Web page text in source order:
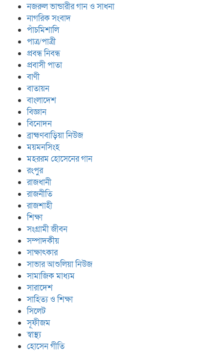
নজরুল ভান্ডারীর গান ও সাধনা
নাগরিক সংবাদ
পাঁচমিশালি
পাত্র/পাত্রী
প্রবন্ধ নিবন্ধ
প্রবাসী পাতা
বাণী
বাতায়ন
বাংলাদেশ
বিজ্ঞান
বিনোদন
ব্রাহ্মণবাড়িয়া নিউজ
ময়মনসিংহ
মহররম হোসেনের গান
রংপুর
রাজধানী
রাজনীতি
রাজশাহী
শিক্ষা
সংগ্রামী জীবন
সম্পাদকীয়
সাক্ষাৎকার
সাভার আশুলিয়া নিউজ
সামাজিক মাধ্যম
সারাদেশ
সাহিত্য ও শিক্ষা
সিলেট
সূফীজম
স্বাস্থ্য
হোসেন গীতি